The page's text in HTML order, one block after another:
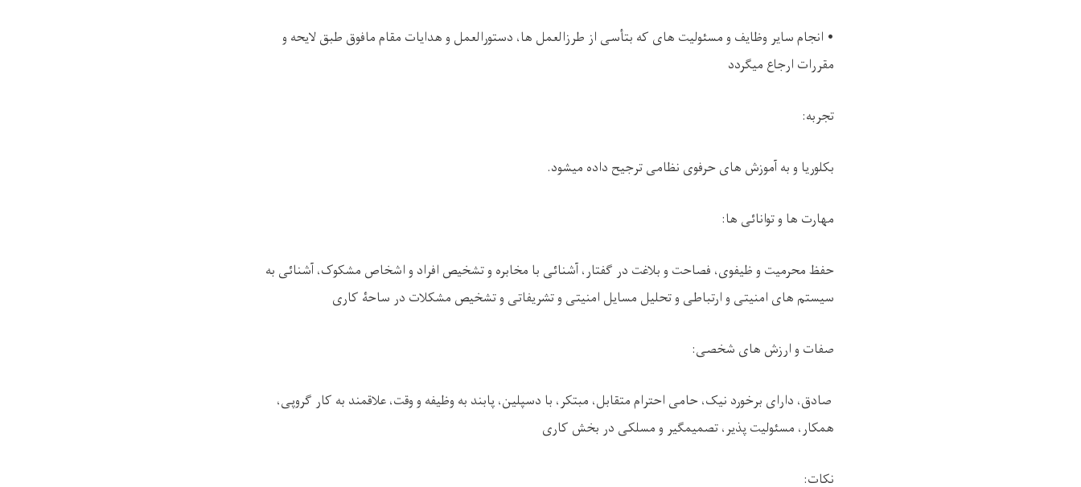
• انجام سایر وظایف و مسئولیت های که بتأسی از طرزالعمل ها، دستورالعمل و هدایات مقام مافوق طبق لایحه و
مقررات ارجاع میگردد
تجربه:
بکلوریا و به آموزش های حرفوی نظامی ترجیح داده میشود.
مهارت ها و توانائی ها:
حفظ محرمیت و ظیفوی، فصاحت و بلاغت در گفتار، آشنائی با مخابره و تشخیص افراد و اشخاص مشکوک، آشنائی به
سیستم های امنیتی و ارتباطی و تحلیل مسایل امنیتی و تشریفاتی و تشخیص مشکلات در ساحۀ کاری
صفات و ارزش های شخصی:
صادق، دارای برخورد نیک، حامی احترام متقابل، مبتکر، با دسپلین، پابند به وظیفه و وقت، علاقمند به کار گروپی،
همکار، مسئولیت پذیر، تصمیمگیر و مسلکی در بخش کاری
نکات: